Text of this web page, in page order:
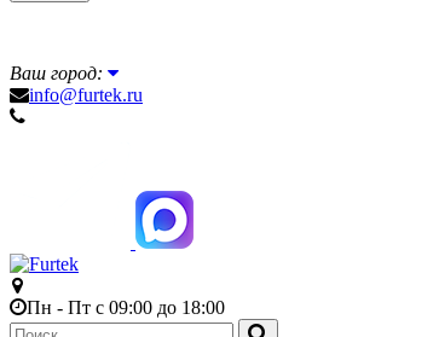
Ваш город:
info@furtek.ru
Пн - Пт с 09:00 до 18:00